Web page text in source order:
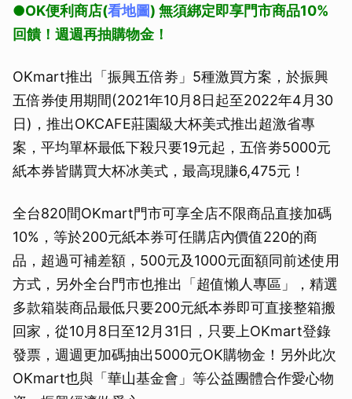
●OK便利商店(看地圖) 無須綁定即享門市商品10%
回饋！週週再抽購物金！
OKmart推出「振興五倍劵」5種激買方案，於振興
五倍券使用期間(2021年10月8日起至2022年4月30
日)，推出OKCAFE莊園級大杯美式推出超激省專
案，平均單杯最低下殺只要19元起，五倍劵5000元
紙本券皆購買大杯冰美式，最高現賺6,475元！
全台820間OKmart門市可享全店不限商品直接加碼
10%，等於200元紙本券可任購店內價值220的商
品，超過可補差額，500元及1000元面額同前述使用
方式，另外全台門市也推出「超值懶人專區」，精選
多款箱裝商品最低只要200元紙本券即可直接整箱搬
回家，從10月8日至12月31日，只要上OKmart登錄
發票，週週更加碼抽出5000元OK購物金！另外此次
OKmart也與「華山基金會」等公益團體合作愛心物